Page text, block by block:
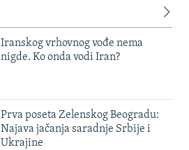
Iranskog vrhovnog vođe nema
nigde. Ko onda vodi Iran?
Prva poseta Zelenskog Beogradu:
Najava jačanja saradnje Srbije i
Ukrajine